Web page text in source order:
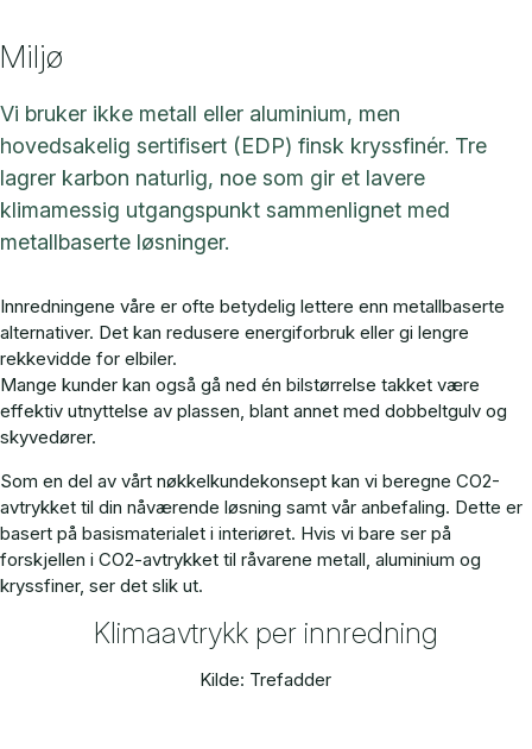
Miljø
Vi bruker ikke metall eller aluminium, men
hovedsakelig sertifisert (EDP) finsk kryssfinér. Tre
lagrer karbon naturlig, noe som gir et lavere
klimamessig utgangspunkt sammenlignet med
metallbaserte løsninger.
Innredningene våre er ofte betydelig lettere enn metallbaserte
alternativer. Det kan redusere energiforbruk eller gi lengre
rekkevidde for elbiler.
Mange kunder kan også gå ned én bilstørrelse takket være
effektiv utnyttelse av plassen, blant annet med dobbeltgulv og
skyvedører.
Som en del av vårt nøkkelkundekonsept kan vi beregne CO2-
avtrykket til din nåværende løsning samt vår anbefaling. Dette er
basert på basismaterialet i interiøret. Hvis vi bare ser på
forskjellen i CO2-avtrykket til råvarene metall, aluminium og
kryssfiner, ser det slik ut.
Klimaavtrykk per innredning
Kilde: Trefadder